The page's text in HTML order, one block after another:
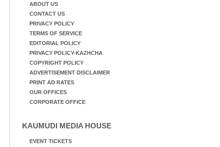
ABOUT US
CONTACT US
PRIVACY POLICY
TERMS OF SERVICE
EDITORIAL POLICY
PRIVACY POLICY-KAZHCHA
COPYRIGHT POLICY
ADVERTISEMENT DISCLAIMER
PRINT AD RATES
OUR OFFICES
CORPORATE OFFICE
KAUMUDI MEDIA HOUSE
EVENT TICKETS